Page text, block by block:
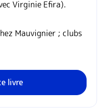
Virginie Efira).
Mauvignier ; clubs
livre